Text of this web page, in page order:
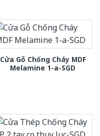
Cửa Gỗ Chống Cháy MDF
Melamine 1-a-SGD